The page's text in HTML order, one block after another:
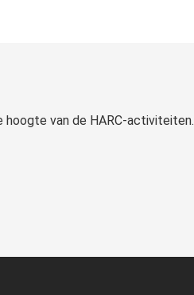
hoogte van de HARC-activiteiten.